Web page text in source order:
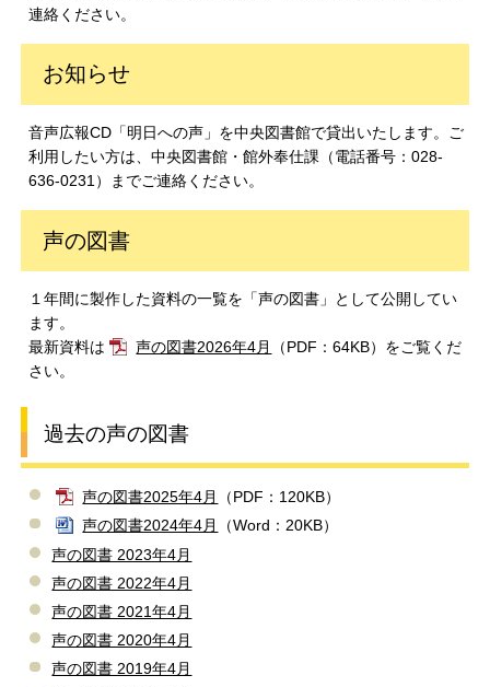
連絡ください。
お知らせ
音声広報CD「明日への声」を中央図書館で貸出いたします。ご
利用したい方は、中央図書館・館外奉仕課（電話番号：028-
636-0231）までご連絡ください。
声の図書
１年間に製作した資料の一覧を「声の図書」として公開してい
ます。
最新資料は
声の図書2026年4月
（PDF：64KB）をご覧くだ
さい。
過去の声の図書
声の図書2025年4月
（PDF：120KB）
声の図書2024年4月
（Word：20KB）
声の図書 2023年4月
声の図書 2022年4月
声の図書 2021年4月
声の図書 2020年4月
声の図書 2019年4月